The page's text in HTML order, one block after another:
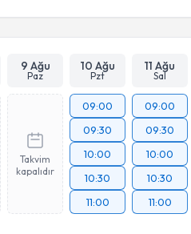
9 Ağu
Paz
10 Ağu
Pzt
11 Ağu
Sal
Takvim
kapalıdır
09:00
09:30
10:00
10:30
11:00
09:00
09:30
10:00
10:30
11:00